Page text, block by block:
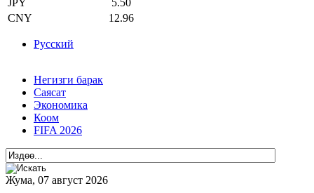
JPY
5.50
CNY
12.96
Русский
Негизги барак
Саясат
Экономика
Коом
FIFA 2026
Жума, 07 август 2026